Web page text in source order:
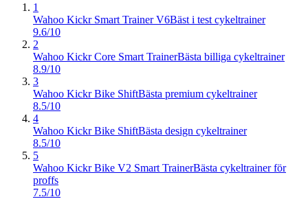
1
Wahoo Kickr Smart Trainer V6Bäst i test cykeltrainer
9.6/10
2
Wahoo Kickr Core Smart TrainerBästa billiga cykeltrainer
8.9/10
3
Wahoo Kickr Bike ShiftBästa premium cykeltrainer
8.5/10
4
Wahoo Kickr Bike ShiftBästa design cykeltrainer
8.5/10
5
Wahoo Kickr Bike V2 Smart TrainerBästa cykeltrainer för
proffs
7.5/10